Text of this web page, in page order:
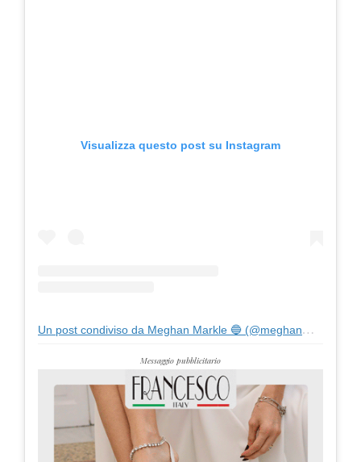
Visualizza questo post su Instagram
Un post condiviso da Meghan Markle 🔵 (@meghanmarkle_official)
Messaggio pubblicitario